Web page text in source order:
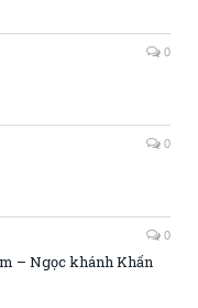
0
0
0
– Ngọc khánh Khấn